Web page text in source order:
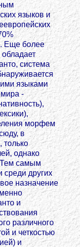
языков и
Еще более
система
языками
-
морфем
в
только
однако
Тем самым
среди других
назначение
и
различного
и четкостью
и